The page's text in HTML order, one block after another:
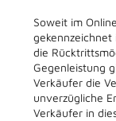
Soweit im
die
Gegenleistung
Verkäufer die
unverzügliche
Verkäufer in